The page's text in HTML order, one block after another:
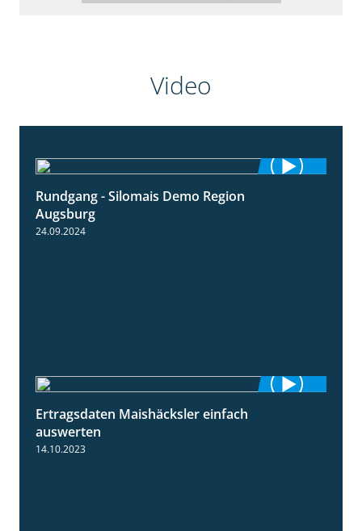
Video
Rundgang - Silomais Demo Region
Augsburg
24.09.2024
Ertragsdaten Maishäcksler einfach
auswerten
14.10.2023